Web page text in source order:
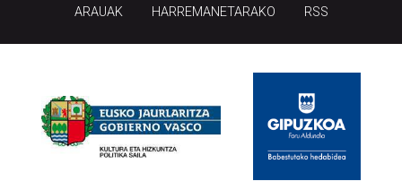
ARAUAK HARREMANETARAKO RSS